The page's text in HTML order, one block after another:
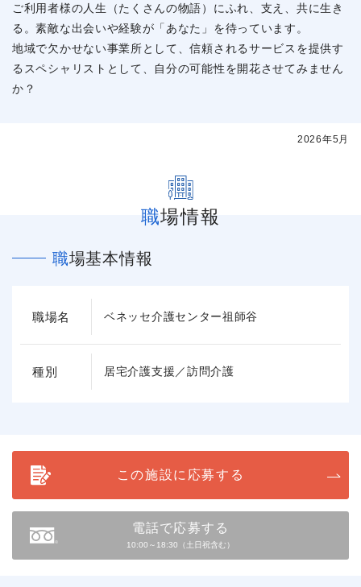
ご利用者様の人生（たくさんの物語）にふれ、支え、共に生き
る。素敵な出会いや経験が「あなた」を待っています。
地域で欠かせない事業所として、信頼されるサービスを提供す
るスペシャリストとして、自分の可能性を開花させてみません
か？
2026年5月
職場情報
職場基本情報
職場名 ベネッセ介護センター祖師谷
種別 居宅介護支援／訪問介護
この施設に応募する
電話で応募する
10:00～18:30（土日祝含む）